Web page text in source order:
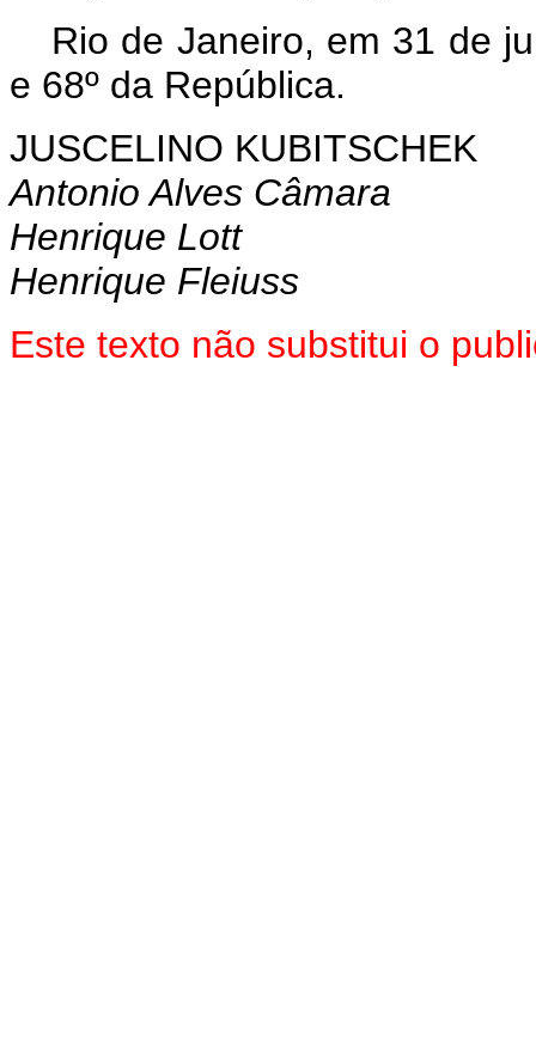
Rio de Janeiro, em 31 de
e 68º da República.
JUSCELINO KUBITSCHEK
Antonio Alves Câmara
Henrique Lott
Henrique Fleiuss
Este texto não substitui o